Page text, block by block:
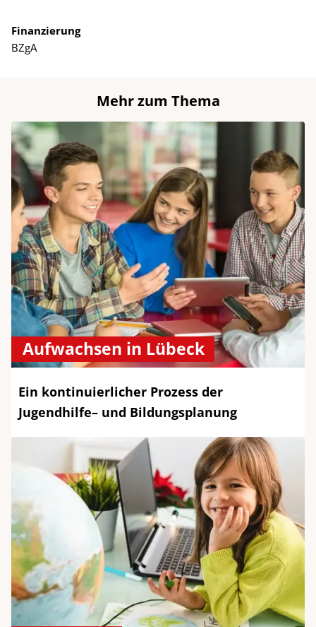
Finanzierung
BZgA
Mehr zum Thema
Aufwachsen in Lübeck
Ein kontinuierlicher Prozess der
Jugendhilfe– und Bildungsplanung